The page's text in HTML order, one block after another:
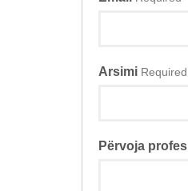
Arsimi Required
Përvoja